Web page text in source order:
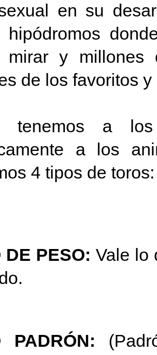
en su
hipódromos
mirar y
de los favoritos
tenemos a
a los
4 tipos de toros:
DE PESO: Vale lo
PADRÓN: